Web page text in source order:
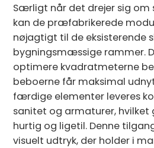
Særligt når det drejer sig
kan de præfabrikerede
nøjagtigt til de eksisterende
bygningsmæssige rammer.
optimere kvadratmeterne
beboerne får maksimal
færdige elementer leveres
sanitet og armaturer, hvilket
hurtig og ligetil. Denne
visuelt udtryk, der holder i